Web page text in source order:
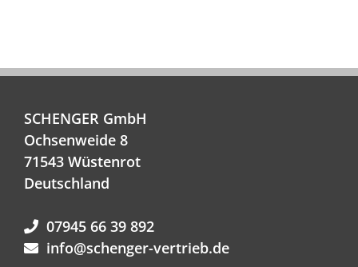
SCHENGER GmbH
Ochsenweide 8
71543 Wüstenrot
Deutschland
07945 66 39 892
info@schenger-vertrieb.de